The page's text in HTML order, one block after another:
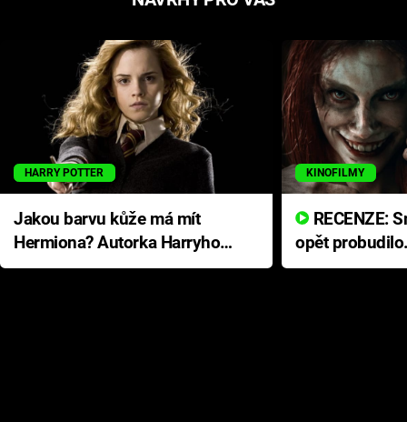
HARRY POTTER
Jakou barvu kůže má mít
Hermiona? Autorka Harryho
Pottera přišla s ráznou
KINOFILMY
opět
přichází s